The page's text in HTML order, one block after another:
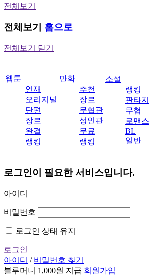
전체보기
전체보기 홈으로
전체보기 닫기
웹툰
연재
오리지널
단편
장르
완결
랭킹
만화
추천
장르
무협관
성인관
무료
랭킹
소설
랭킹
판타지
무협
로맨스
BL
일반
로그인이 필요한 서비스입니다.
아이디
비밀번호
로그인 상태 유지
로그인
아이디 / 비밀번호 찾기
블루머니 1,000원 지급 회원가입